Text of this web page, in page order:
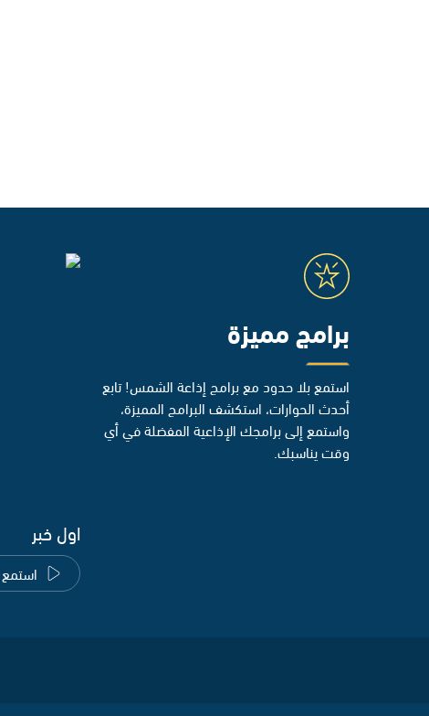
برامج مميزة
استمع بلا حدود مع برامج إذاعة الشمس! تابع
أحدث الحوارات، استكشف البرامج المميزة،
واستمع إلى برامجك الإذاعية المفضلة في أي
وقت يناسبك.
اول خبر
استمع